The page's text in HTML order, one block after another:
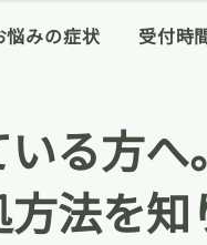
悩みの症状 受付時
る方へ
法を知